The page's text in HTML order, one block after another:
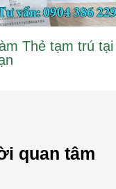
Thẻ tạm trú tại
quan tâm